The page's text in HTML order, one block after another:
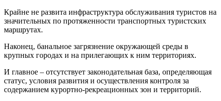
Крайне не развита инфраструктура обслуживания туристов на
значительных по протяженности транспортных туристских
маршрутах.
Наконец, банальное загрязнение окружающей среды в
крупных городах и на прилегающих к ним территориях.
И главное – отсутствует законодательная база, определяющая
статус, условия развития и осуществления контроля за
содержанием курортно-рекреационных зон и территорий.